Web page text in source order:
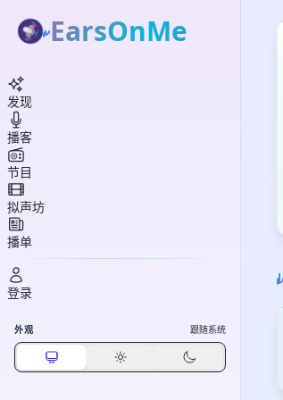
EarsOnMe
发现
播客
节目
拟声坊
播单
登录
外观 跟随系统